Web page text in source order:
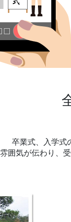
卒業式、入学式
囲気が伝わり、